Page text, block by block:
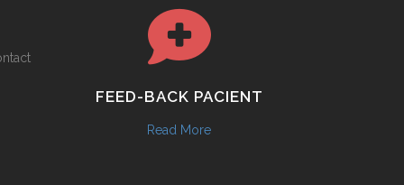
FEED-BACK PACIENT
Read More